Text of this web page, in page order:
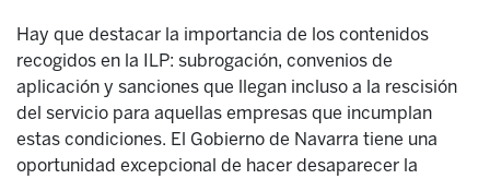
Hay que destacar la importancia de los contenidos
recogidos en la ILP: subrogación, convenios de
aplicación y sanciones que llegan incluso a la rescisión
del servicio para aquellas empresas que incumplan
estas condiciones. El Gobierno de Navarra tiene una
oportunidad excepcional de hacer desaparecer la